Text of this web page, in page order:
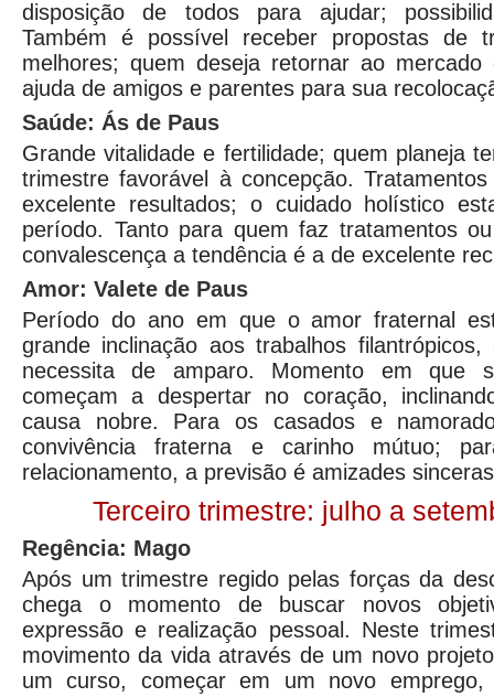
disposição de todos para ajudar;
Também é possível receber propostas de
melhores; quem deseja retornar ao mercado
ajuda de amigos e parentes para sua
Saúde: Ás de Paus
Grande vitalidade e fertilidade; quem planeja
trimestre favorável à concepção.
excelente resultados; o cuidado holístico
período. Tanto para quem faz tratamentos
convalescença a tendência é a de excelente
Amor: Valete de Paus
Período do ano em que o amor fraternal
grande inclinação aos trabalhos
necessita de amparo. Momento em que
começam a despertar no coração,
causa nobre. Para os casados e
convivência fraterna e carinho mútuo;
relacionamento, a previsão é amizades
Terceiro trimestre: julho a
Regência: Mago
Após um trimestre regido pelas forças da
chega o momento de buscar novos
expressão e realização pessoal. Neste
movimento da vida através de um novo
um curso, começar em um novo emprego,